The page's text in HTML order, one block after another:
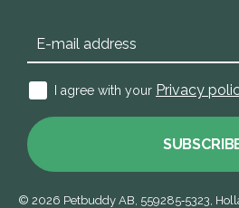
I agree with your Privacy
© 2026 Petbuddy AB, 559285‑5323,